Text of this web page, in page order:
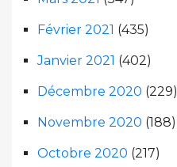
Février 2021 (435)
Janvier 2021 (402)
Décembre 2020 (229)
Novembre 2020 (188)
Octobre 2020 (217)